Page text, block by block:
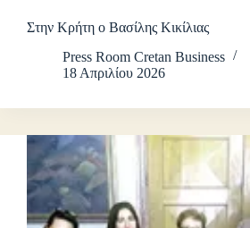
Στην Κρήτη ο Βασίλης Κικίλιας
Press Room Cretan Business
18 Απριλίου 2026